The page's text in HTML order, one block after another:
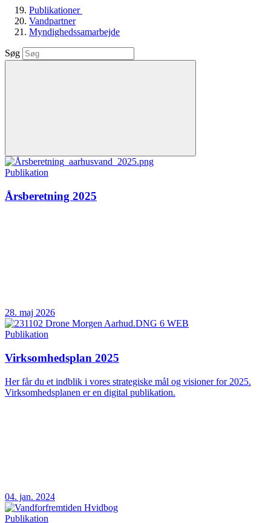
Publikationer
Vandpartner
Myndighedssamarbejde
Søg
Publikation
Årsberetning 2025
28. maj 2026
Publikation
Virksomhedsplan 2025
Her får du et indblik i vores strategiske mål og visioner for 2025.
Virksomhedsplanen er en digital publikation.
04. jan. 2024
Publikation